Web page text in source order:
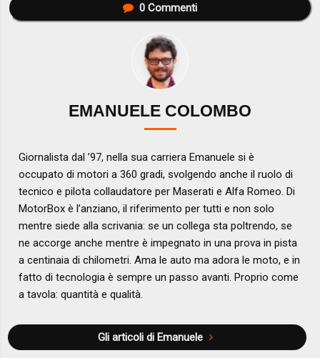
0Commenti
EMANUELE COLOMBO
Giornalista dal ’97, nella sua carriera Emanuele si è
occupato di motori a 360 gradi, svolgendo anche il ruolo di
tecnico e pilota collaudatore per Maserati e Alfa Romeo. Di
MotorBox è l’anziano, il riferimento per tutti e non solo
mentre siede alla scrivania: se un collega sta poltrendo, se
ne accorge anche mentre è impegnato in una prova in pista
a centinaia di chilometri. Ama le auto ma adora le moto, e in
fatto di tecnologia è sempre un passo avanti. Proprio come
a tavola: quantità e qualità.
Gli articoli di Emanuele